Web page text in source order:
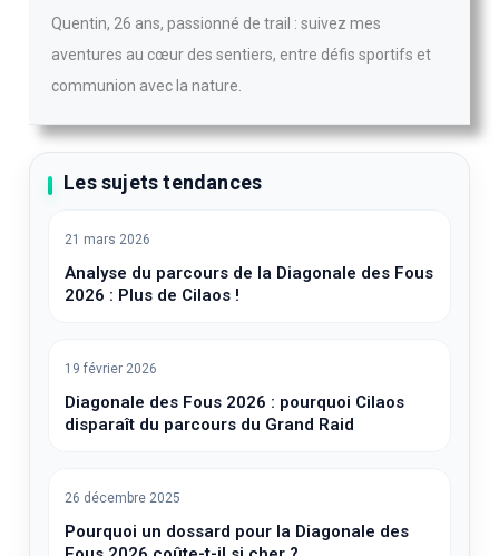
Quentin, 26 ans, passionné de trail : suivez mes
aventures au cœur des sentiers, entre défis sportifs et
communion avec la nature.
Les sujets tendances
21 mars 2026
Analyse du parcours de la Diagonale des Fous
2026 : Plus de Cilaos !
19 février 2026
Diagonale des Fous 2026 : pourquoi Cilaos
disparaît du parcours du Grand Raid
26 décembre 2025
Pourquoi un dossard pour la Diagonale des